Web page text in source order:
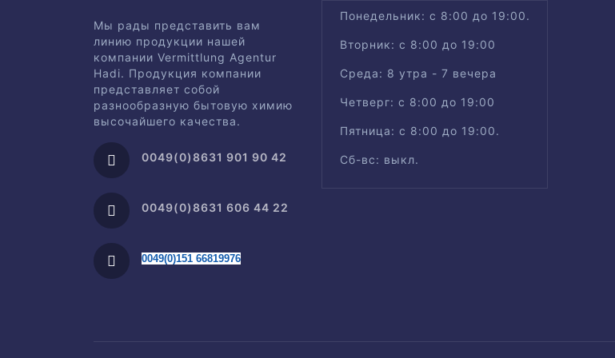
Мы рады представить вам
линию продукции нашей
компании Vermittlung Agentur
Hadi. Продукция компании
представляет собой
разнообразную бытовую химию
высочайшего качества.
0049(0)8631 901 90 42
0049(0)8631 606 44 22
0049(0)151 66819976
Понедельник: с 8:00 до 19:00.
Вторник: с 8:00 до 19:00
Среда: 8 утра - 7 вечера
Четверг: с 8:00 до 19:00
Пятница: с 8:00 до 19:00.
Сб-вс: выкл.